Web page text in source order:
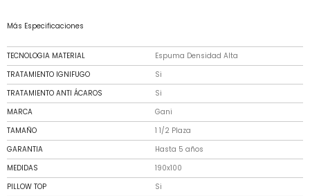
Más Especificaciones
TECNOLOGIA MATERIAL
Espuma Densidad Alta
TRATAMIENTO IGNIFUGO
Si
TRATAMIENTO ANTI ÁCAROS
Si
MARCA
Gani
TAMAÑO
1 1/2 Plaza
GARANTIA
Hasta 5 años
MEDIDAS
190x100
PILLOW TOP
Si